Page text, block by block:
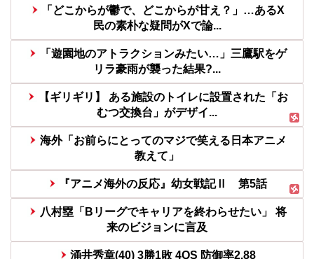
「どこからが鬱で、どこからが甘え？」…あるX
民の素朴な疑問がXで論...
「遊園地のアトラクションみたい…」三鷹駅をゲ
リラ豪雨が襲った結果?...
【ギリギリ】 ある施設のトイレに設置された「お
むつ交換台」がデザイ...
海外「お前らにとってのマジで笑える日本アニメ
教えて」
『アニメ海外の反応』幼女戦記Ⅱ 第5話
八村塁「Bリーグでキャリアを終わらせたい」 将
来のビジョンに言及
涌井秀章(40) 3勝1敗 4QS 防御率2.88